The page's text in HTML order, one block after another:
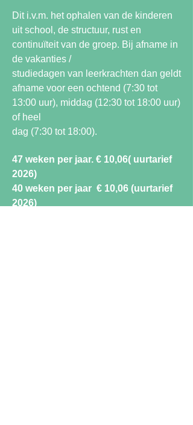
Dit i.v.m. het ophalen van de kinderen
uit school, de structuur, rust en
continuïteit van de groep. Bij afname in
de vakanties /
studiedagen van leerkrachten dan geldt
afname voor een ochtend (7:30 tot
13:00 uur), middag (12:30 tot 18:00 uur)
of heel
dag (7:30 tot 18:00).
47 weken per jaar. € 10,06( uurtarief
2026)
40 weken per jaar € 10,06 (uurtarief
2026)